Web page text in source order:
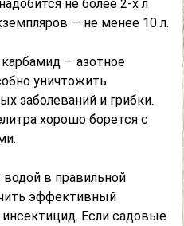
не более 2-х л
— не менее 10 л.
— азотное
уничтожить
заболеваний и грибки.
хорошо борется с
в правильной
эффективный
Если садовые